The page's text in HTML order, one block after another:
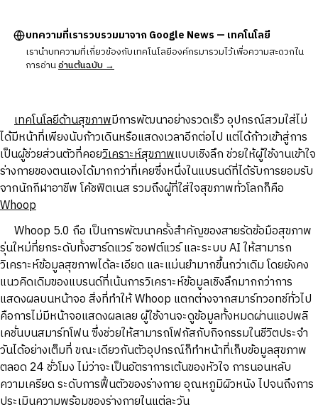
บทความที่เรารวบรวมมาจาก Google News — เทคโนโลยี
เรานำบทความที่เกี่ยวข้องกับเทคโนโลยีองค์กรมารวมไว้เพื่อความสะดวกใน
การอ่านอ่านต้นฉบับ →
เทคโนโลยีด้านสุขภาพมีการพัฒนาอย่างรวดเร็ว อุปกรณ์สวมใส่ไม่
ได้มีหน้าที่เพียงนับก้าวเดินหรือแสดงเวลาอีกต่อไป แต่ได้ก้าวเข้าสู่การ
เป็นผู้ช่วยส่วนตัวที่คอยวิเคราะห์สุขภาพแบบเชิงลึก ช่วยให้ผู้ใช้งานเข้าใจ
ร่างกายของตนเองได้มากกว่าที่เคยซึ่งหนึ่งในแบรนด์ที่ได้รับการยอมรับ
จากนักกีฬาอาชีพ โค้ชฟิตเนส รวมถึงผู้ที่ใส่ใจสุขภาพทั่วโลกก็คือ
Whoop
Whoop 5.0 ถือ เป็นการพัฒนาครั้งสำคัญของสายรัดข้อมือสุขภาพ
รุ่นใหม่ที่ยกระดับทั้งฮาร์ดแวร์ ซอฟต์แวร์ และระบบ AI ให้สามารถ
วิเคราะห์ข้อมูลสุขภาพได้ละเอียด และแม่นยำมากขึ้นกว่าเดิม โดยยังคง
แนวคิดเดิมของแบรนด์ที่เน้นการวิเคราะห์ข้อมูลเชิงลึกมากกว่าการ
แสดงผลบนหน้าจอ สิ่งที่ทำให้ Whoop แตกต่างจากสมาร์ทวอทช์ทั่วไป
คือการไม่มีหน้าจอแสดงผลเลย ผู้ใช้งานจะดูข้อมูลทั้งหมดผ่านแอปพลิ
เคชั่นบนสมาร์ทโฟน ซึ่งช่วยให้สามารถโฟกัสกับกิจกรรมในชีวิตประจำ
วันได้อย่างเต็มที่ ขณะเดียวกันตัวอุปกรณ์ก็ทำหน้าที่เก็บข้อมูลสุขภาพ
ตลอด 24 ชั่วโมง ไม่ว่าจะเป็นอัตราการเต้นของหัวใจ การนอนหลับ
ความเครียด ระดับการฟื้นตัวของร่างกาย อุณหภูมิผิวหนัง ไปจนถึงการ
ประเมินความพร้อมของร่างกายในแต่ละวัน